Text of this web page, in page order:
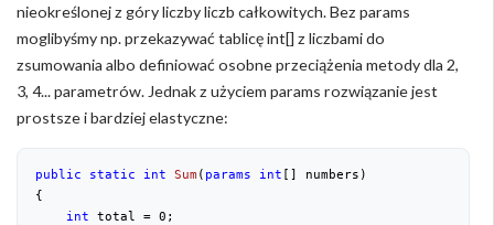
nieokreślonej z góry liczby liczb całkowitych. Bez params
moglibyśmy np. przekazywać tablicę int[] z liczbami do
zsumowania albo definiować osobne przeciążenia metody dla 2,
3, 4... parametrów. Jednak z użyciem params rozwiązanie jest
prostsze i bardziej elastyczne:
public static int Sum ( params int [] numbers )
{
int total = 0 ;